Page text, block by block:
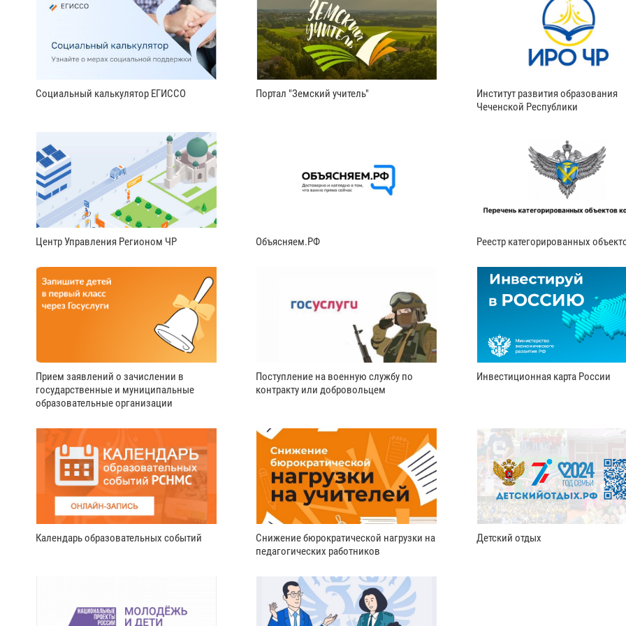
Социальный калькулятор ЕГИССО Портал "Земский учитель"
Институт развития образования
Чеченской Республики
Центр Управления Регионом ЧР Объясняем.РФ Реестр категорированных
Прием заявлений о зачислении в
государственные и муниципальные
образовательные организации
Поступление на военную службу по
контракту или добровольцем
Инвестиционная карта России
Календарь образовательных событий
Снижение бюрократической нагрузки на
педагогических работников
Детский отдых